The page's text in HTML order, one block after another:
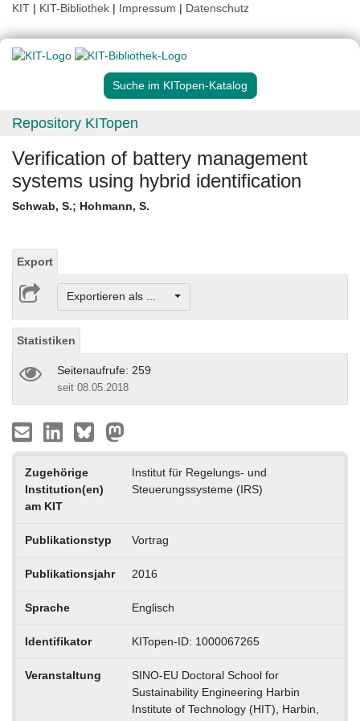
KIT | KIT-Bibliothek | Impressum | Datenschutz
Suche im KITopen-Katalog
Repository KITopen
Verification of battery management
systems using hybrid identification
Schwab, S.; Hohmann, S.
Export
Exportieren als ...
Statistiken
Seitenaufrufe: 259
seit 08.05.2018
Zugehörige
Institution(en)
am KIT
Institut für Regelungs- und
Steuerungssysteme (IRS)
Publikationstyp Vortrag
Publikationsjahr 2016
Sprache Englisch
Identifikator KITopen-ID: 1000067265
Veranstaltung
SINO-EU Doctoral School for
Sustainability Engineering Harbin
Institute of Technology (HIT), Harbin,